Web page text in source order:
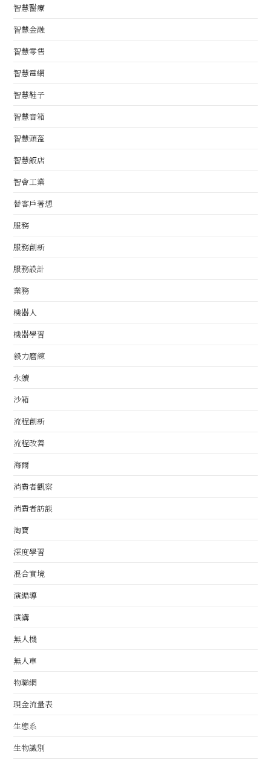
智慧醫療
智慧金融
智慧零售
智慧電網
智慧鞋子
智慧音箱
智慧頭盔
智慧飯店
智會工業
替客戶著想
服務
服務創新
服務設計
業務
機器人
機器學習
毅力磨練
永續
沙箱
流程創新
流程改善
海爾
消費者觀察
消費者訪談
淘寶
深度學習
混合實境
演編導
演講
無人機
無人車
物聯網
現金流量表
生態系
生物識別